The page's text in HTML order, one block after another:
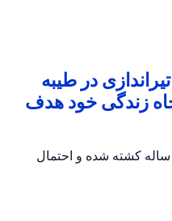
در طیبه
زندگی خود هدف
پلیس اسرائیل در حال تحقیق درباره تیراندازی مرگبار در طیبه است؛ مردی حدوداً ۵۰ ساله کشته شده و احتمال